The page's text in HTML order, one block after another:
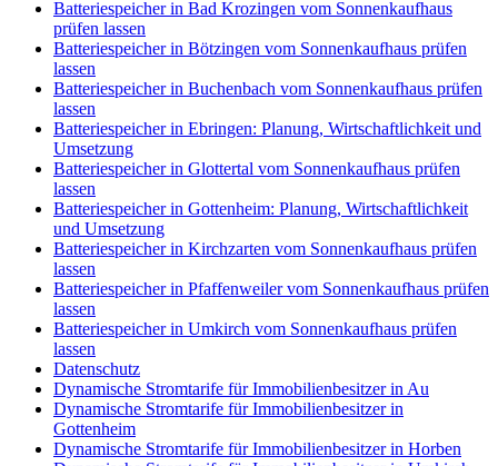
Batteriespeicher in Bad Krozingen vom Sonnenkaufhaus
prüfen lassen
Batteriespeicher in Bötzingen vom Sonnenkaufhaus prüfen
lassen
Batteriespeicher in Buchenbach vom Sonnenkaufhaus prüfen
lassen
Batteriespeicher in Ebringen: Planung, Wirtschaftlichkeit und
Umsetzung
Batteriespeicher in Glottertal vom Sonnenkaufhaus prüfen
lassen
Batteriespeicher in Gottenheim: Planung, Wirtschaftlichkeit
und Umsetzung
Batteriespeicher in Kirchzarten vom Sonnenkaufhaus prüfen
lassen
Batteriespeicher in Pfaffenweiler vom Sonnenkaufhaus prüfen
lassen
Batteriespeicher in Umkirch vom Sonnenkaufhaus prüfen
lassen
Datenschutz
Dynamische Stromtarife für Immobilienbesitzer in Au
Dynamische Stromtarife für Immobilienbesitzer in
Gottenheim
Dynamische Stromtarife für Immobilienbesitzer in Horben